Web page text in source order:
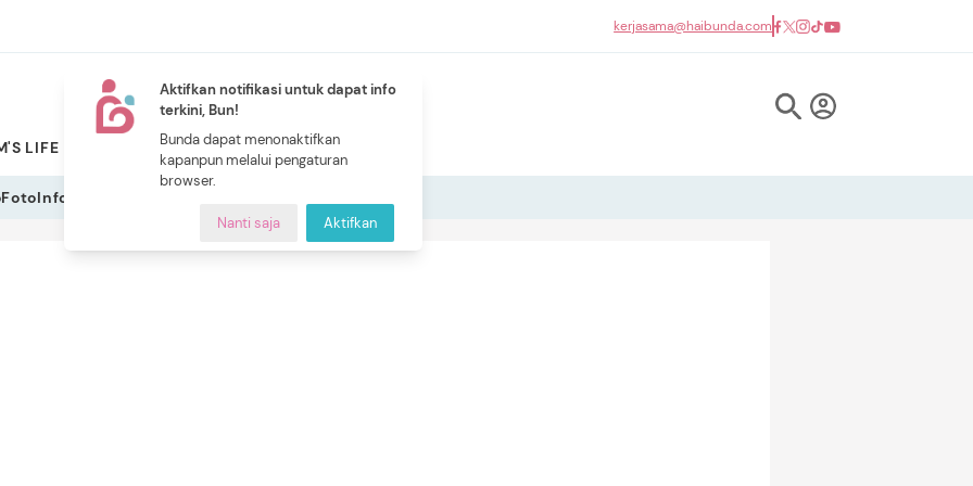
Aktifkan notifikasi untuk dapat info
terkini, Bun!
Bunda dapat menonaktifkan
kapanpun melalui pengaturan
browser.
Nanti saja Aktifkan
kerjasama@haibunda.com
LIFE PILIHAN BUNDA
NEW
CERITA BUNDA
FotoInfografis